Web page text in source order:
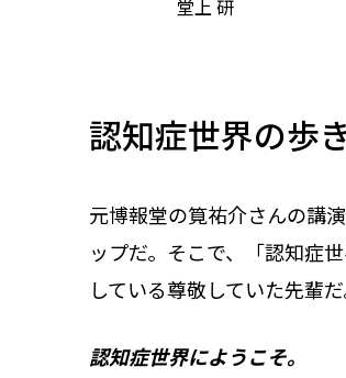
堂上 研
認知症世界の歩
元博報堂の筧祐介さんの講
ップだ。そこで、「認知症
している尊敬していた先輩だ
認知症世界にようこそ。